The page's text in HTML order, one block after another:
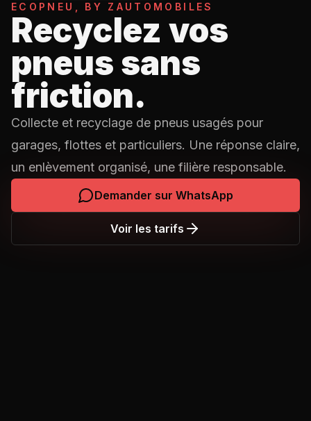
ECOPNEU, BY ZAUTOMOBILES
Recyclez vos
pneus sans
friction.
Collecte et recyclage de pneus usagés pour
garages, flottes et particuliers. Une réponse claire,
un enlèvement organisé, une filière responsable.
Demander sur WhatsApp
Voir les tarifs